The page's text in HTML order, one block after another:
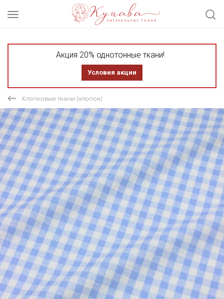
Акция 20% однотонные ткани!
Условия акции
Хлопковые ткани (хлопок)